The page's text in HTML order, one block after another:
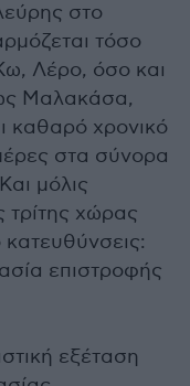
στο
τόσο
Λέρο, όσο και
Μαλακάσα,
καθαρό χρονικό
στα σύνορα
μόλις
χώρας
επιστροφής
εξέταση